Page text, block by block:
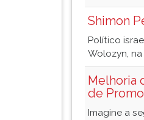
Shimon
Político
Wolozyn, na
Melhoria
de
Imagine a